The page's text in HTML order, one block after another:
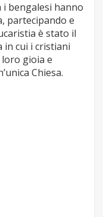
bengalesi hanno
partecipando e
è stato il
in cui i cristiani
gioia e
Chiesa.